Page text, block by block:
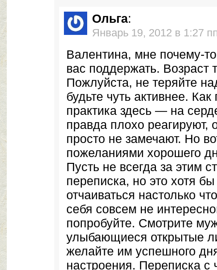
Ольга:
Январь 19, 2012 в 1:27
Валентина, мне почему-
вас поддержать. Возраст
Пожлуйста, не теряйте
будьте чуть активнее.
практика здесь — на
правда плохо реагируют,
просто не замечают. Но
пожеланиями хорошего
Пусть не всегда за этим
переписка, но это хотя
отчаиваться настолько
себя совсем не
попробуйте. Смотрите
улыбающиеся открытые
желайте им успешного
настроения. Переписка с